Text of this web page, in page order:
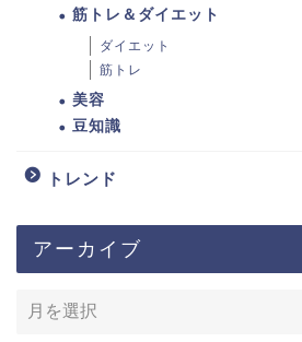
筋トレ＆ダイエット
ダイエット
筋トレ
美容
豆知識
トレンド
アーカイブ